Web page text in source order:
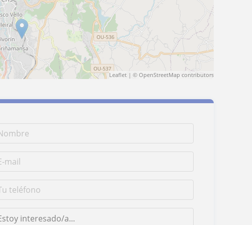
Leaflet| © OpenStreetMap contributors